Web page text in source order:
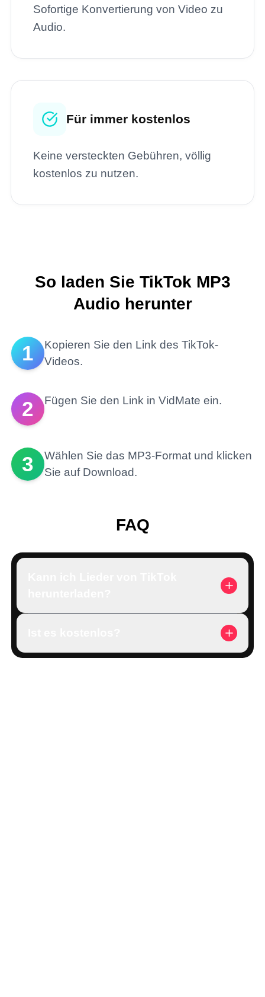
Sofortige Konvertierung von Video zu
Audio.
Für immer kostenlos
Keine versteckten Gebühren, völlig
kostenlos zu nutzen.
So laden Sie TikTok MP3
Audio herunter
1
Kopieren Sie den Link des TikTok-
Videos.
2 Fügen Sie den Link in VidMate ein.
3
Wählen Sie das MP3-Format und klicken
Sie auf Download.
FAQ